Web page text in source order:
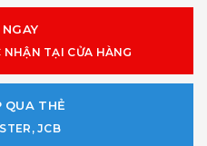
TẠI CỬA HÀNG
QUA THẺ
JCB